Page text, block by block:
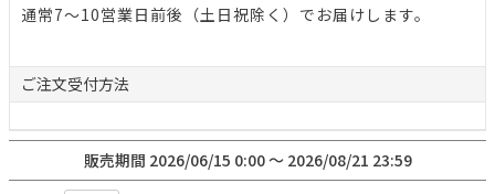
通常7～10営業日前後（土日祝除く）でお届けします。
ご注文受付方法
販売期間 2026/06/15 0:00〜 2026/08/21 23:59